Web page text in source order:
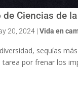
de Ciencias de
20, 2024 |Vida en
sequías
tarea por frenar los